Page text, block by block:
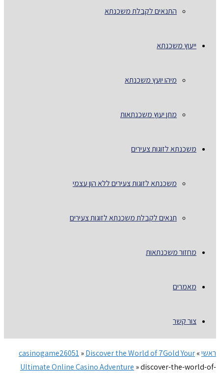
התנאים לקבלת משכנתא
ייעוץ משכנתא
מיהו יועץ משכנתא
מתן יעוץ משכנתאות
משכנתא לזוגות צעירים
משכנתא לזוגות צעירים ללא הון עצמי
תנאים לקבלת משכנתא לזוגות צעירים
מחזור משכנתאות
מאמרים
צור קשר
ראשי»
casinogame26051»Discover the World of 7Gold Your
Ultimate Online Casino Adventure »discover-the-world-of-